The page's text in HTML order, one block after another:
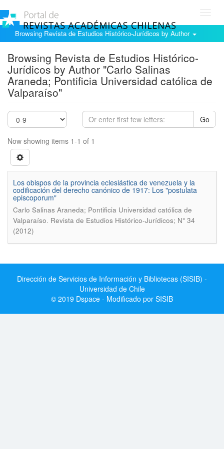
Browsing Revista de Estudios Histórico-Jurídicos by Author
Browsing Revista de Estudios Histórico-
Jurídicos by Author "Carlo Salinas
Araneda; Pontificia Universidad católica de
Valparaíso"
Go
Now showing items 1-1 of 1
Los obispos de la provincia eclesiástica de venezuela y la
codificación del derecho canónico de 1917: Los "postulata
episcoporum"
Carlo Salinas Araneda; Pontificia Universidad católica de
Valparaíso. Revista de Estudios Histórico-Jurídicos; N° 34
(2012)
Dirección de Servicios de Información y Bibliotecas (SISIB) -
Universidad de Chile
© 2019 Dspace - Modificado por SISIB